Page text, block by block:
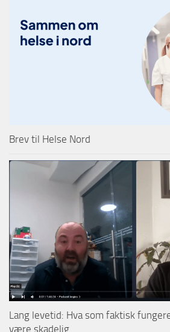
Brev til Helse Nord
Lang levetid: Hva som faktisk
være skadelig